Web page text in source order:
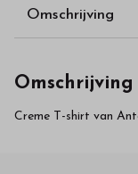
Omschrijving
Omschrijving
Creme T-shirt van